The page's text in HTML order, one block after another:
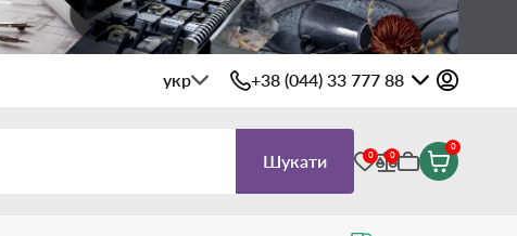
укр +38 (044) 33 777 88
Шукати 0 0
0